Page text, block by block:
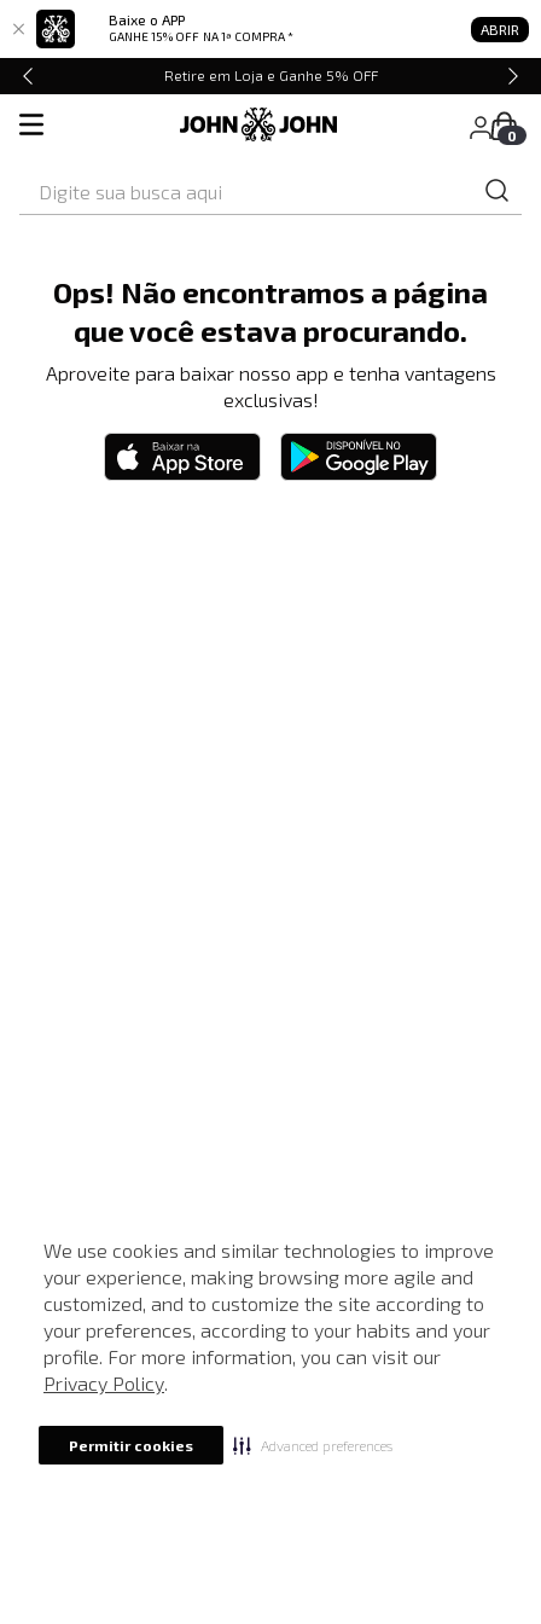
Baixe o APP
GANHE 15% OFF NA 1ª COMPRA * ABRIR
We use cookies and similar technologies to improve
your experience, making browsing more agile and
customized, and to customize the site according to
your preferences, according to your habits and your
profile. For more information, you can visit our
Privacy Policy.
Permitir cookies Advanced preferences
Retire em Loja e Ganhe 5% OFF
0
Ops! Não encontramos a página
que você estava procurando.
Aproveite para baixar nosso app e tenha vantagens
exclusivas!